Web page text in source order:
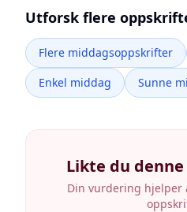
Utforsk flere
Flere middagsoppskrifter
Enkel middag
Sunne
Likte du
Din vurdering hjelper